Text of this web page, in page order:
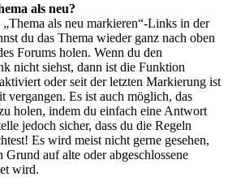
als neu?
als neu markieren“-Links in der
du das Thema wieder ganz nach oben
Forums holen. Wenn du den
nicht siehst, dann ist die Funktion
oder seit der letzten Markierung ist
vergangen. Es ist auch möglich, das
holen, indem du einfach eine Antwort
jedoch sicher, dass du die Regeln
Es wird meist nicht gerne gesehen,
auf alte oder abgeschlossene
wird.